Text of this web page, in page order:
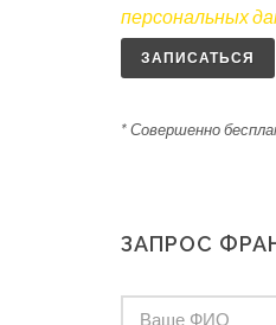
персональных
ЗАПИСАТЬСЯ
* Совершенно
ЗАПРОС